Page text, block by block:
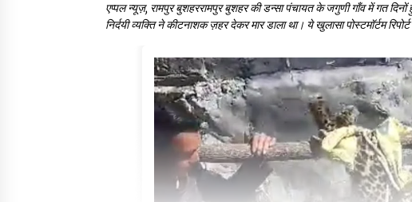
एप्पल न्यूज़, रामपुर बुशहररामपुर बुशहर की डन्सा पंचायत के जगुणी गाँव में गत
निर्दयी व्यक्ति ने कीटनाशक ज़हर देकर मार डाला था। ये खुलासा पोस्टमॉर्टम